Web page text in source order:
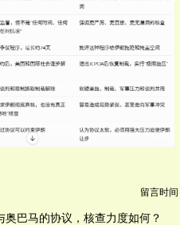
留言时间
奥巴马的协议，核查力度如何？